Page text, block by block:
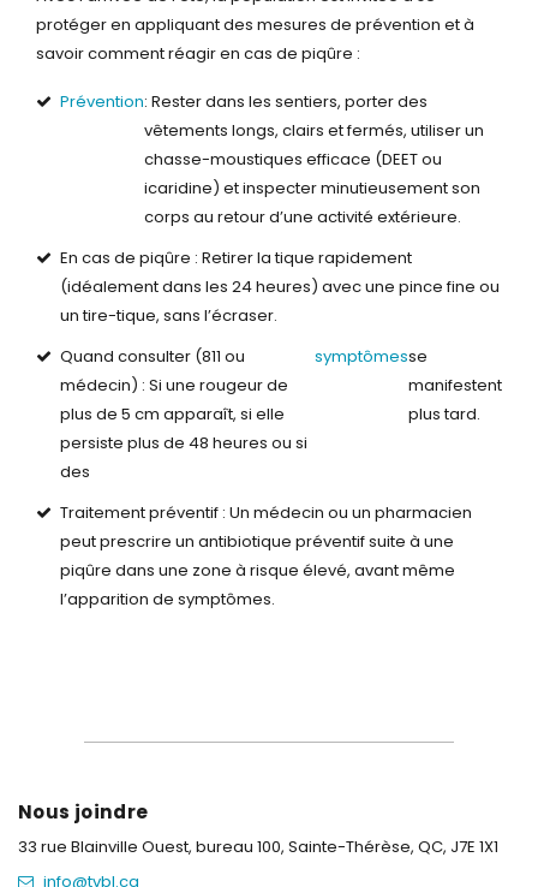
protéger en appliquant des mesures de prévention et à
savoir comment réagir en cas de piqûre :
Prévention: Rester dans les sentiers, porter des
vêtements longs, clairs et fermés, utiliser un
chasse-moustiques efficace (DEET ou
icaridine) et inspecter minutieusement son
corps au retour d’une activité extérieure.
En cas de piqûre : Retirer la tique rapidement
(idéalement dans les 24 heures) avec une pince fine ou
un tire-tique, sans l’écraser.
Quand consulter (811 ou
médecin) : Si une rougeur de
plus de 5 cm apparaît, si elle
persiste plus de 48 heures ou si
des
symptômesse
manifestent
plus tard.
Traitement préventif : Un médecin ou un pharmacien
peut prescrire un antibiotique préventif suite à une
piqûre dans une zone à risque élevé, avant même
l’apparition de symptômes.
Nous joindre
33 rue Blainville Ouest, bureau 100, Sainte-Thérèse, QC, J7E 1X1
info@tvbl.ca